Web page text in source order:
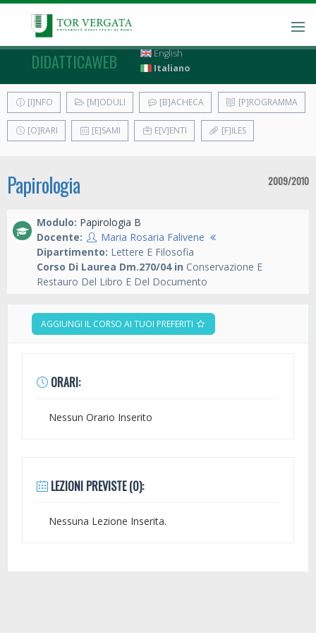
DIDATTICAWEB
English
Italiano
[I]NFO [M]ODULI [B]ACHECA [P]ROGRAMMA
[O]RARI [E]SAMI E[V]ENTI [F]ILES
Papirologia 2009/2010
Modulo: Papirologia B
Docente:
Maria Rosaria Falivene
Dipartimento: Lettere E Filosofia
Corso Di Laurea Dm.270/04 in Conservazione E
Restauro Del Libro E Del Documento
AGGIUNGI IL CORSO AI TUOI PREFERITI
ORARI:
Nessun Orario Inserito
LEZIONI PREVISTE (0):
Nessuna Lezione Inserita.